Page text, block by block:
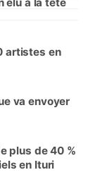
artistes en
va envoyer
plus de 40 %
en Ituri